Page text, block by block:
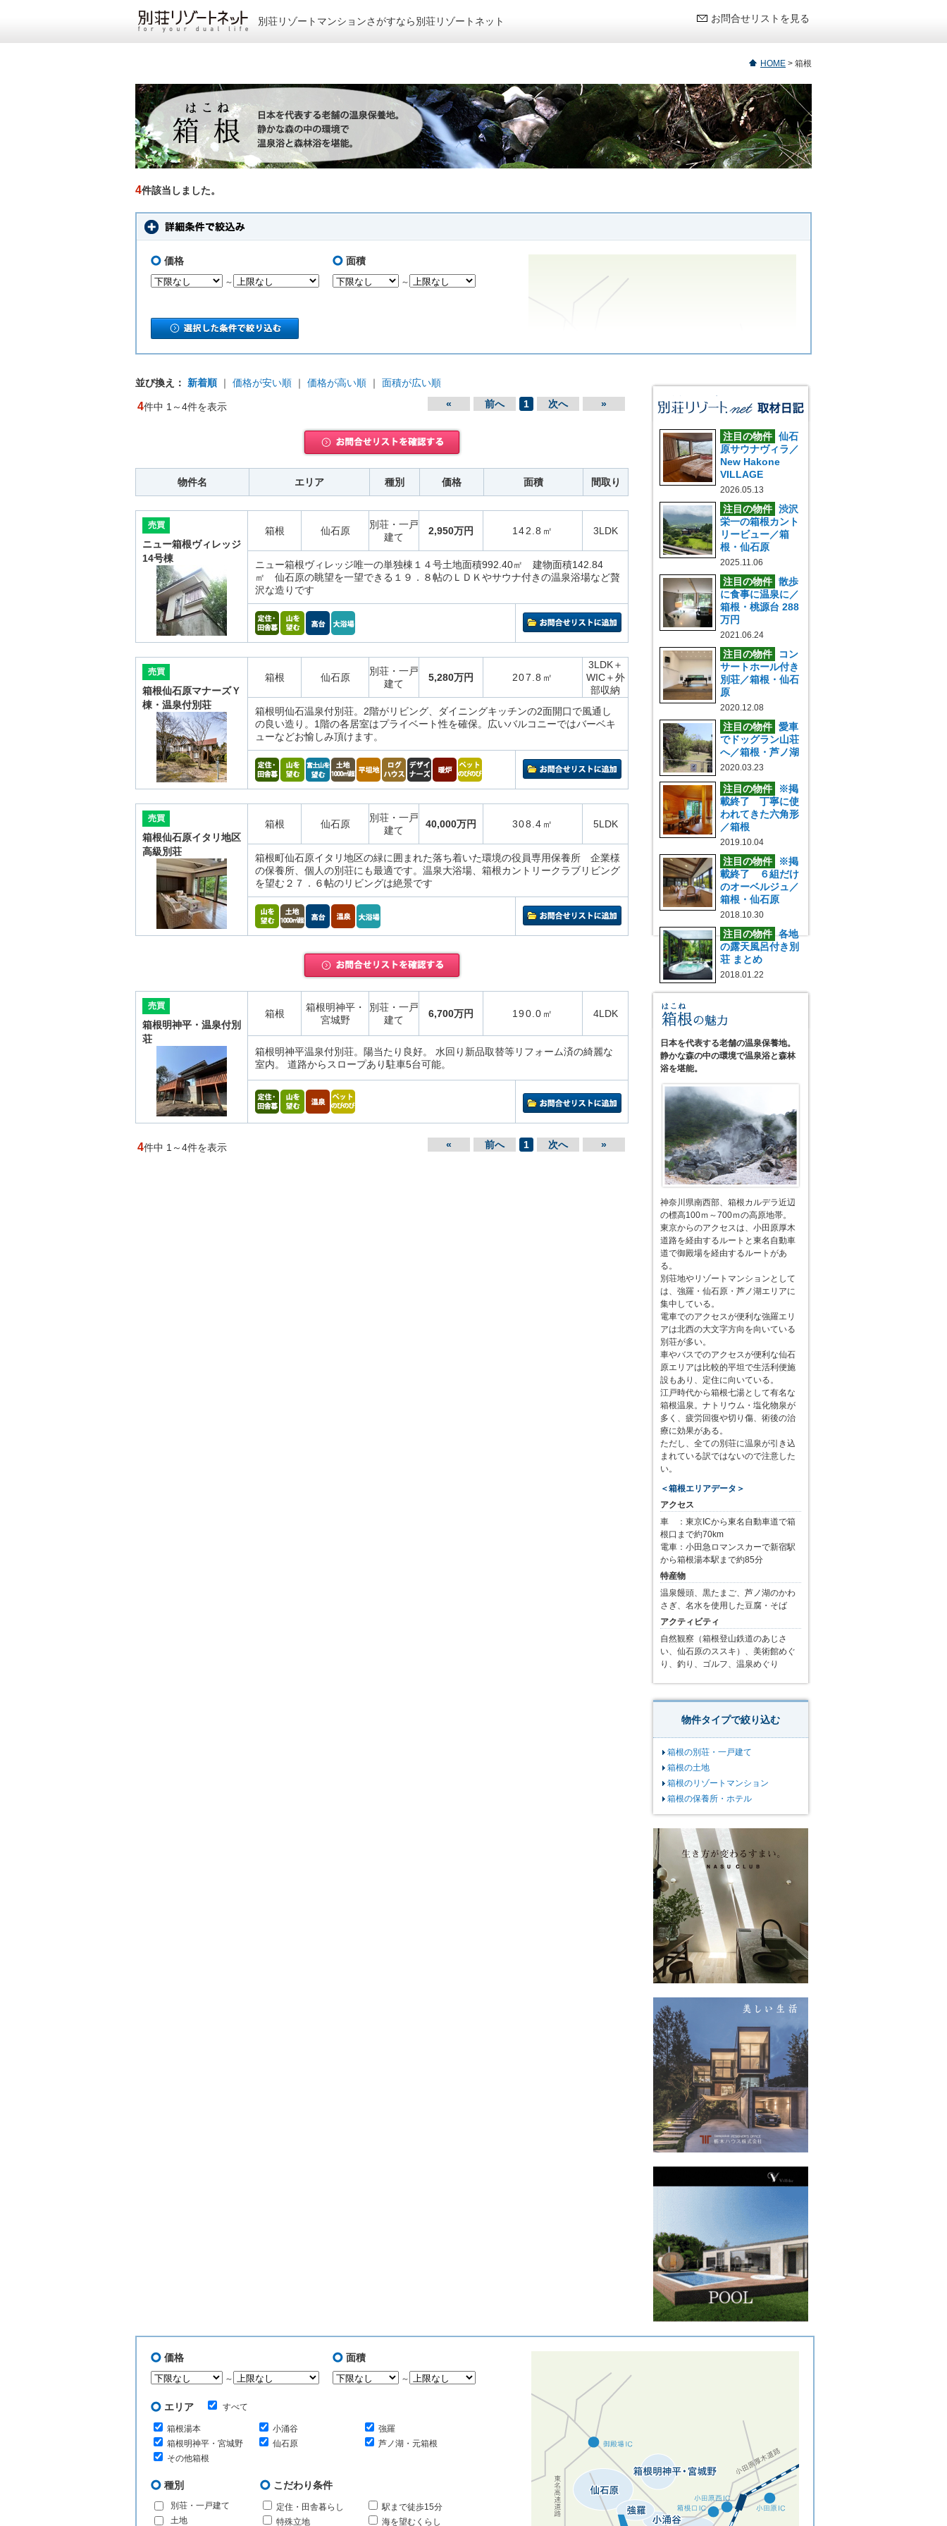
別荘リゾートマンションさがすなら別荘リゾートネット お問合せリストを見る
HOME > 箱根
4件該当しました。
価格
～
面積
～
並び換え： 新着順 ｜ 価格が安い順 ｜ 価格が高い順 ｜ 面積が広い順
4件中 1～4件を表示 « 前へ 1 次へ »
物件名 エリア 種別 価格 面積 間取り
売買
ニュー箱根ヴィレッジ
14号棟
箱根 仙石原
別荘・一戸
建て
2,950万円 142.8㎡ 3LDK
ニュー箱根ヴィレッジ唯一の単独棟１４号土地面積992.40㎡ 建物面積142.84
㎡ 仙石原の眺望を一望できる１９．８帖のＬＤＫやサウナ付きの温泉浴場など贅
沢な造りです
売買
箱根仙石原マナーズＹ
棟・温泉付別荘
箱根 仙石原
別荘・一戸
建て
5,280万円 207.8㎡
3LDK＋
WIC＋外
部収納
箱根明仙石温泉付別荘。2階がリビング、ダイニングキッチンの2面開口で風通し
の良い造り。1階の各居室はプライベート性を確保。広いバルコニーではバーベキ
ューなどお愉しみ頂けます。
売買
箱根仙石原イタリ地区
高級別荘
箱根 仙石原
別荘・一戸
建て
40,000万円 308.4㎡ 5LDK
箱根町仙石原イタリ地区の緑に囲まれた落ち着いた環境の役員専用保養所 企業様
の保養所、個人の別荘にも最適です。温泉大浴場、箱根カントリークラブリビング
を望む２７．６帖のリビングは絶景です
売買
箱根明神平・温泉付別
荘
箱根
箱根明神平・
宮城野
別荘・一戸
建て
6,700万円 190.0㎡ 4LDK
箱根明神平温泉付別荘。陽当たり良好。 水回り新品取替等リフォーム済の綺麗な
室内。 道路からスロープあり駐車5台可能。
4件中 1～4件を表示 « 前へ 1 次へ »
注目の物件 仙石
原サウナヴィラ／
New Hakone
VILLAGE
2026.05.13
注目の物件 渋沢
栄一の箱根カント
リービュー／箱
根・仙石原
2025.11.06
注目の物件 散歩
に食事に温泉に／
箱根・桃源台 288
万円
2021.06.24
注目の物件
コン
サートホール付き
別荘／箱根・仙石
原
2020.12.08
注目の物件 愛車
でドッグラン山荘
へ／箱根・芦ノ湖
2020.03.23
注目の物件
※掲
載終了 丁寧に使
われてきた六角形
／箱根
2019.10.04
注目の物件
※掲
載終了 ６組だけ
のオーベルジュ／
箱根・仙石原
2018.10.30
注目の物件 各地
の露天風呂付き別
荘 まとめ
2018.01.22
日本を代表する老舗の温泉保養地。
静かな森の中の環境で温泉浴と森林
浴を堪能。
神奈川県南西部、箱根カルデラ近辺
の標高100ｍ～700ｍの高原地帯。
東京からのアクセスは、小田原厚木
道路を経由するルートと東名自動車
道で御殿場を経由するルートがあ
る。
別荘地やリゾートマンションとして
は、強羅・仙石原・芦ノ湖エリアに
集中している。
電車でのアクセスが便利な強羅エリ
アは北西の大文字方向を向いている
別荘が多い。
車やバスでのアクセスが便利な仙石
原エリアは比較的平坦で生活利便施
設もあり、定住に向いている。
江戸時代から箱根七湯として有名な
箱根温泉。ナトリウム・塩化物泉が
多く、疲労回復や切り傷、術後の治
療に効果がある。
ただし、全ての別荘に温泉が引き込
まれている訳ではないので注意した
い。
＜箱根エリアデータ＞
アクセス
車 ：東京ICから東名自動車道で箱
根口まで約70km
電車：小田急ロマンスカーで新宿駅
から箱根湯本駅まで約85分
特産物
温泉饅頭、黒たまご、芦ノ湖のかわ
さぎ、名水を使用した豆腐・そば
アクティビティ
自然観察（箱根登山鉄道のあじさ
い、仙石原のススキ）、美術館めぐ
り、釣り、ゴルフ、温泉めぐり
物件タイプで絞り込む
箱根の別荘・一戸建て
箱根の土地
箱根のリゾートマンション
箱根の保養所・ホテル
価格
～
面積
～
エリア すべて
箱根湯本 小涌谷
強羅
箱根明神平・宮城野
仙石原
芦ノ湖・元箱根
その他箱根
種別
別荘・一戸建て
土地
こだわり条件
定住・田舎暮らし
駅まで徒歩15分
特殊立地
海を望むくらし